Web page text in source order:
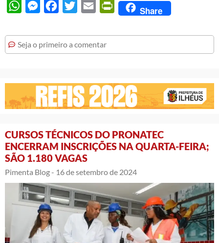
WhatsAppMessengerFacebook
Twitter Email PrintFriendly
Share
Seja o primeiro a comentar
CURSOS TÉCNICOS DO PRONATEC
ENCERRAM INSCRIÇÕES NA QUARTA-FEIRA;
SÃO 1.180 VAGAS
Pimenta Blog - 16 de setembro de 2024